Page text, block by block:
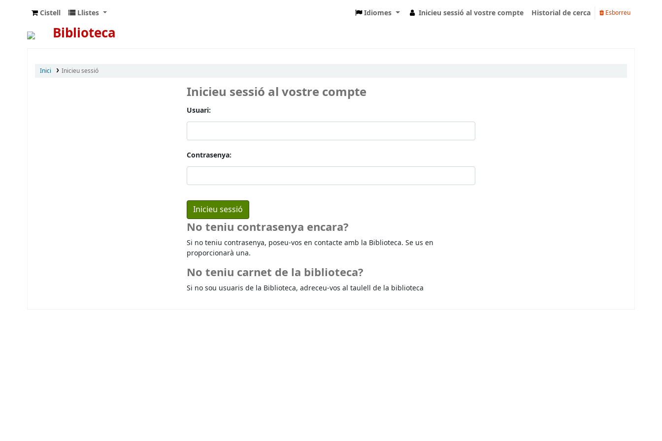
Cistell Llistes Idiomes Inicieu sessió al vostre compte Historial de cerca Esborreu
Biblioteca
Inici Inicieu sessió
Inicieu sessió al vostre compte
Usuari:
Contrasenya:
No teniu contrasenya encara?
Si no teniu contrasenya, poseu-vos en contacte amb la Biblioteca. Se us en
proporcionarà una.
No teniu carnet de la biblioteca?
Si no sou usuaris de la Biblioteca, adreceu-vos al taulell de la biblioteca